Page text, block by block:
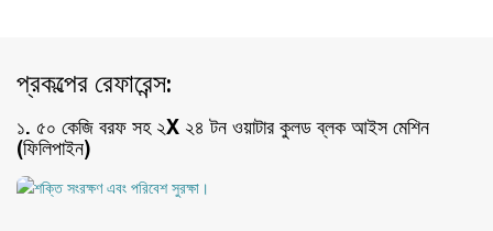
প্রকল্পের রেফারেন্স:
১. ৫০ কেজি বরফ সহ ২X ২৪ টন ওয়াটার কুলড ব্লক আইস মেশিন
(ফিলিপাইন)